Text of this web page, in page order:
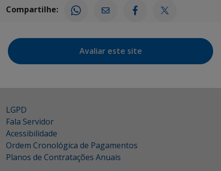
Compartilhe:
Avaliar este site
LGPD
Fala Servidor
Acessibilidade
Ordem Cronológica de Pagamentos
Planos de Contratações Anuais